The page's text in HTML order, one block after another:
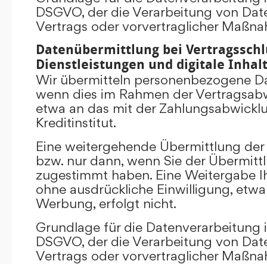
DSGVO, der die Verarbeitung von
Vertrags oder vorvertraglicher
Datenübermittlung bei
Dienstleistungen und digitale
Wir übermitteln personenbezogene
wenn dies im Rahmen der
etwa an das mit der
Kreditinstitut.
Eine weitergehende Übermittlung
bzw. nur dann, wenn Sie der
zugestimmt haben. Eine Weitergabe
ohne ausdrückliche Einwilligung,
Werbung, erfolgt nicht.
Grundlage für die Datenverarbeitung
DSGVO, der die Verarbeitung von
Vertrags oder vorvertraglicher